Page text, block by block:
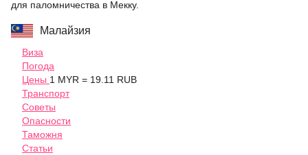
для паломничества в Мекку.
Малайзия
Виза
Погода
Цены 1 MYR = 19.11 RUB
Транспорт
Советы
Опасности
Таможня
Статьи